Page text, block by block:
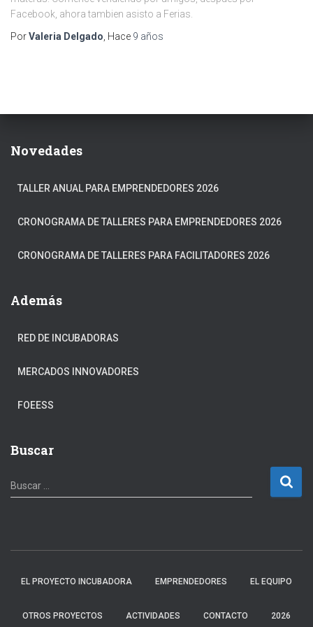
Facebook, ahora tambien asisto a Ferias.
PorValeria Delgado , Hace 9 años
Novedades
TALLER ANUAL PARA EMPRENDEDORES 2026
CRONOGRAMA DE TALLERES PARA EMPRENDEDORES 2026
CRONOGRAMA DE TALLERES PARA FACILITADORES 2026
Además
RED DE INCUBADORAS
MERCADOS INNOVADORES
FOEESS
Buscar
B
u
Buscar …
EL PROYECTO INCUBADORA EMPRENDEDORES EL EQUIPO
OTROS PROYECTOS ACTIVIDADES CONTACTO 2026